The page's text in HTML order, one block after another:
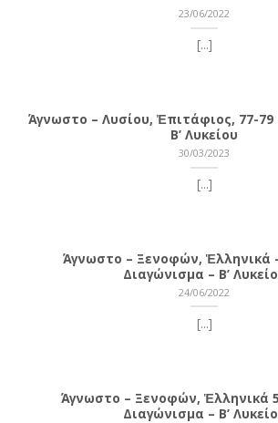
23/06/2022
[...]
Άγνωστο – Λυσίου, Ἐπιτάφιος, 77-79
Β’ Λυκείου
30/03/2023
[...]
Άγνωστο – Ξενοφών, Ἑλληνικά
Διαγώνισμα – Β’
24/06/2022
[...]
Άγνωστο – Ξενοφών, Ἑλληνικά
Διαγώνισμα – Β’